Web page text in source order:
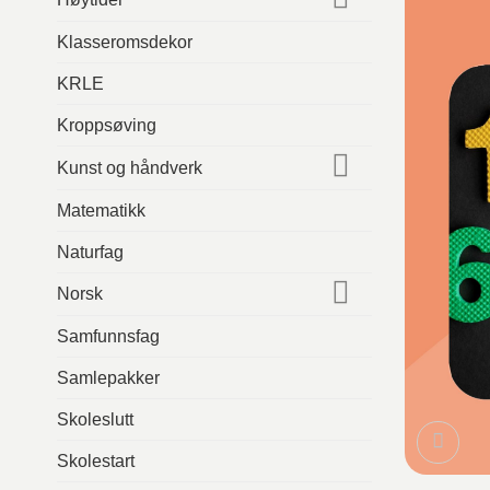
Klasseromsdekor
KRLE
Kroppsøving
Kunst og håndverk
Matematikk
Naturfag
Norsk
Samfunnsfag
Samlepakker
Skoleslutt
Skolestart